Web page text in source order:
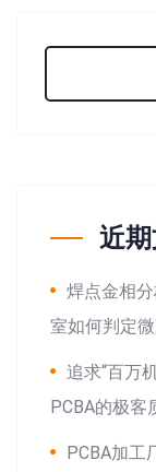
近
焊点金相
室如何判定
追求“百万
PCBA的极客
PCBA加工